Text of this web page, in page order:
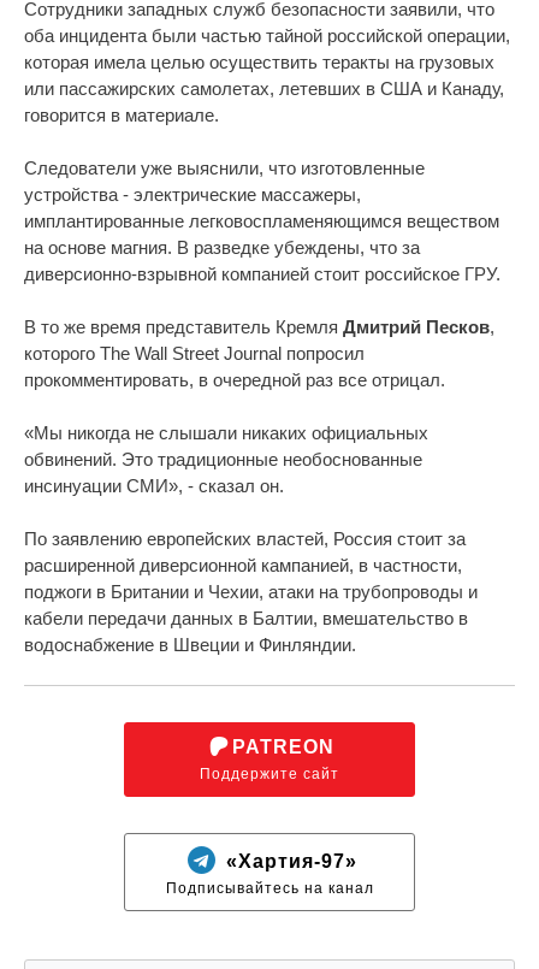
Сотрудники западных служб безопасности заявили, что
оба инцидента были частью тайной российской операции,
которая имела целью осуществить теракты на грузовых
или пассажирских самолетах, летевших в США и Канаду,
говорится в материале.
Следователи уже выяснили, что изготовленные
устройства - электрические массажеры,
имплантированные легковоспламеняющимся веществом
на основе магния. В разведке убеждены, что за
диверсионно-взрывной компанией стоит российское ГРУ.
В то же время представитель Кремля Дмитрий Песков,
которого The Wall Street Journal попросил
прокомментировать, в очередной раз все отрицал.
«Мы никогда не слышали никаких официальных
обвинений. Это традиционные необоснованные
инсинуации СМИ», - сказал он.
По заявлению европейских властей, Россия стоит за
расширенной диверсионной кампанией, в частности,
поджоги в Британии и Чехии, атаки на трубопроводы и
кабели передачи данных в Балтии, вмешательство в
водоснабжение в Швеции и Финляндии.
PATREON
Поддержите сайт
«Хартия-97»
Подписывайтесь на канал